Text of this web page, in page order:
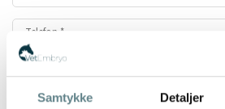
Samtykke Detaljer